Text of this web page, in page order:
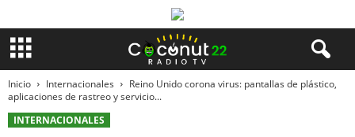
Inicio Internacionales
Reino Unido corona virus: pantallas de plástico,
aplicaciones de rastreo y servicio...
INTERNACIONALES